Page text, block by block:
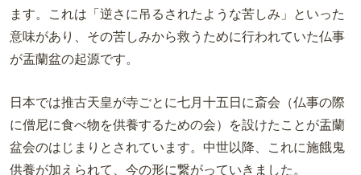
ます。これは「逆さに吊るされたような苦しみ」といった
意味があり、その苦しみから救うために行われていた仏事
が盂蘭盆の起源です。
日本では推古天皇が寺ごとに七月十五日に斎会（仏事の際
に僧尼に食べ物を供養するための会）を設けたことが盂蘭
盆会のはじまりとされています。中世以降、これに施餓鬼
供養が加えられて、今の形に繋がっていきました。